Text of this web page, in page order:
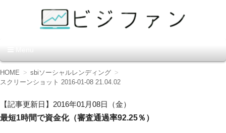
ン】
コ
ン
ン
ツ
へ
HOME
sbiソーシャルレンディング
スクリーンショット 2016-01-08 21.04.02
【記事更新日】2016年01月08日（金）
最短1時間で資金化（審査通過率92.25％）